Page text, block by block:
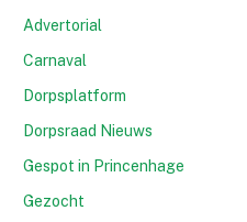
Advertorial
Carnaval
Dorpsplatform
Dorpsraad Nieuws
Gespot in Princenhage
Gezocht